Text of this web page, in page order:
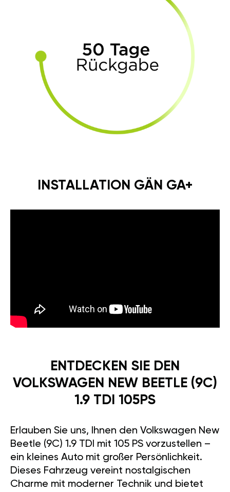
INSTALLATION GÄN GA+
ENTDECKEN SIE DEN
VOLKSWAGEN NEW BEETLE (9C)
1.9 TDI 105PS
Erlauben Sie uns, Ihnen den Volkswagen New
Beetle (9C) 1.9 TDI mit 105 PS vorzustellen –
ein kleines Auto mit großer Persönlichkeit.
Dieses Fahrzeug vereint nostalgischen
Charme mit moderner Technik und bietet